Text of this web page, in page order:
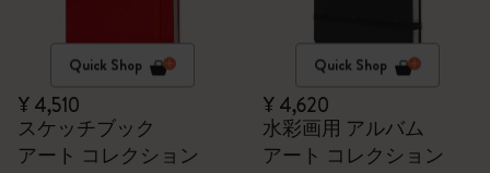
Quick Shop
¥ 4,510
スケッチブック
アート コレクション
Quick Shop
¥ 4,620
水彩画用 アルバム
アート コレクション